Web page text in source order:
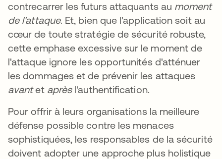
contrecarrer les futurs attaquants au moment
de l'attaque. Et, bien que l'application soit au
cœur de toute stratégie de sécurité robuste,
cette emphase excessive sur le moment de
l'attaque ignore les opportunités d'atténuer
les dommages et de prévenir les attaques
avantet aprèsl'authentification.
Pour offrir à leurs organisations la meilleure
défense possible contre les menaces
sophistiquées, les responsables de la sécurité
doivent adopter une approche plus holistique